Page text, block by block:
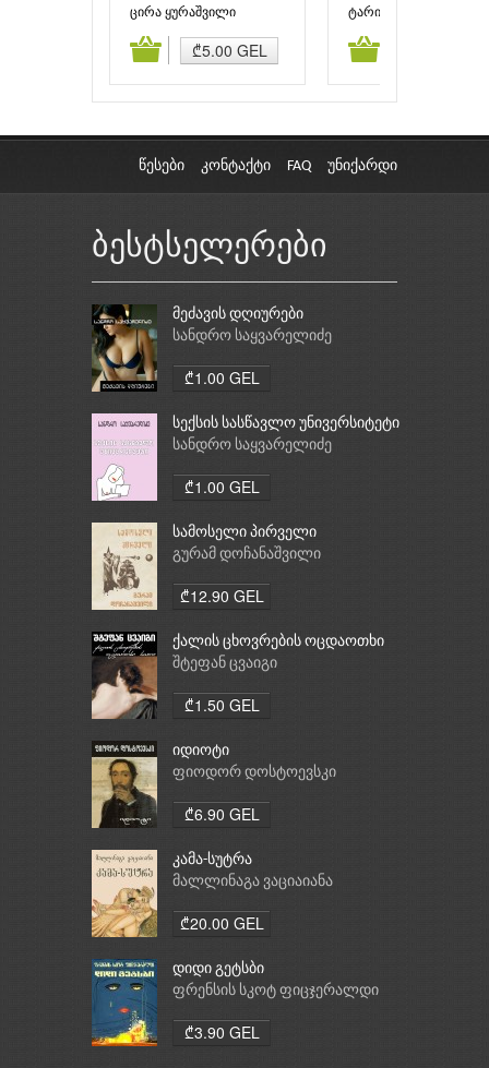
ცირა ყურაშვილი
₾5.00 GEL
ტარიელ ჭანტურია
კალათაში დამატება კალათაში
წესები კონტაქტი FAQ უნიქარდი
ბესტსელერები
მეძავის დღიურები
სანდრო საყვარელიძე
₾1.00 GEL
სექსის სასწავლო უნივერსიტეტი
სანდრო საყვარელიძე
₾1.00 GEL
სამოსელი პირველი
გურამ დოჩანაშვილი
₾12.90 GEL
ქალის ცხოვრების ოცდაოთხი
საათი
შტეფან ცვაიგი
₾1.50 GEL
იდიოტი
ფიოდორ დოსტოევსკი
₾6.90 GEL
კამა-სუტრა
მალლინაგა ვაციაიანა
₾20.00 GEL
დიდი გეტსბი
ფრენსის სკოტ ფიცჯერალდი
₾3.90 GEL